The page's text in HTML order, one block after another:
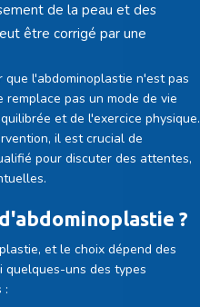
de la peau et des
être corrigé par une
l'abdominoplastie n'est pas
pas un mode de vie
et de l'exercice physique.
il est crucial de
pour discuter des attentes,
?
et le choix dépend des
quelques-uns des types
: